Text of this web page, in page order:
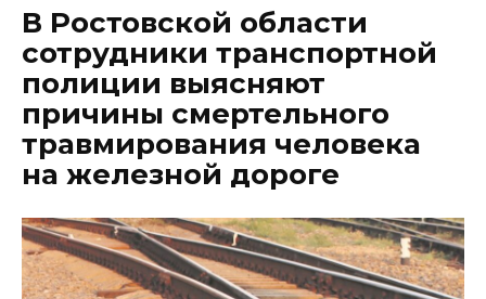
В Ростовской области
сотрудники транспортной
полиции выясняют
причины смертельного
травмирования человека
на железной дороге